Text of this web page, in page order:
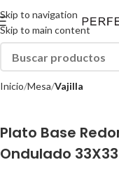
Skip to navigation
Skip to main content
Inicio Mesa Vajilla
Plato Base
Ondulado